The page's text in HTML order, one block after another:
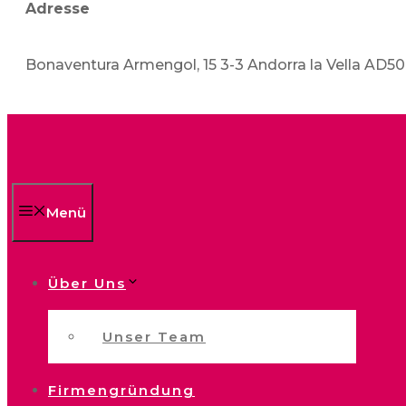
Adresse
Bonaventura Armengol, 15 3-3 Andorra la Vella
Menü
Über Uns
Unser Team
Firmengründung